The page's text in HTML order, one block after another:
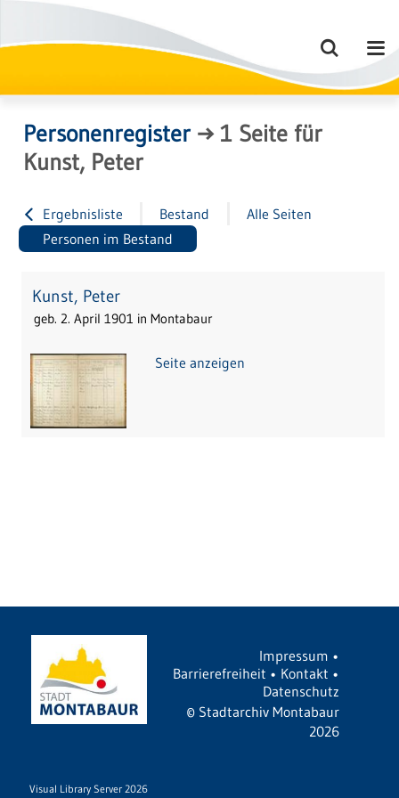
Personenregister→1 Seite für
Kunst, Peter
Ergebnisliste Bestand
Alle Seiten
Personen im Bestand
Kunst, Peter
geb. 2. April 1901 in Montabaur
Seite anzeigen
Impressum •
Barrierefreiheit • Kontakt •
Datenschutz
© Stadtarchiv Montabaur
2026
Visual Library Server 2026